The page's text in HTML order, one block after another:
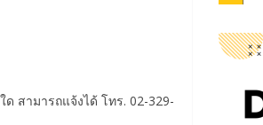
สามารถแจ้งได้ โทร. 02-329-